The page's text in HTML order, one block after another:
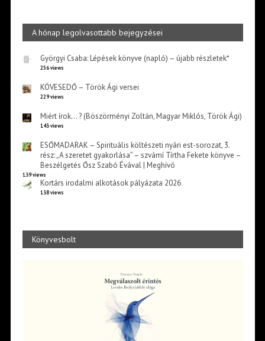
A hónap legolvasottabb bejegyzései
Györgyi Csaba: Lépések könyve (napló) – újabb részletek*
256 views
KÖVESEDŐ – Török Ági versei
229 views
Miért írok… ? (Böszörményi Zoltán, Magyar Miklós, Török Ági)
143 views
ESŐMADARAK – Spirituális költészeti nyári est-sorozat, 3.
rész: „A szeretet gyakorlása” – szvámí Tírtha Fekete könyve –
Beszélgetés Ősz Szabó Évával | Meghívó
139 views
Kortárs irodalmi alkotások pályázata 2026
138 views
Könyvesbolt